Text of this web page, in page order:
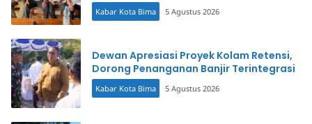
Kabar Kota Bima 5 Agustus 2026
Dewan Apresiasi Proyek Kolam Retensi,
Dorong Penanganan Banjir Terintegrasi
Kabar Kota Bima 5 Agustus 2026